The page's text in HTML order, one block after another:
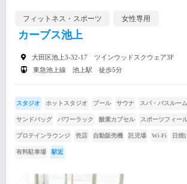
フィットネス・スポーツ 女性専用
カーブス池上
大田区池上3-32-17 ツインウッドスクウェア3F
東急池上線 池上駅 徒歩5分
スタジオ ホットスタジオ プール サウナ スパ・バスルーム
サンドバッグ パワーラック 酸素カプセル スポーツフィー
プロテインラウンジ 売店 自動販売機 託児場 Wi-Fi 日焼
有料駐車場 駅近